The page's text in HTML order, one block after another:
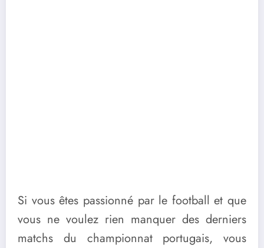
Si vous êtes passionné par le football et que
vous ne voulez rien manquer des derniers
matchs du championnat portugais, vous